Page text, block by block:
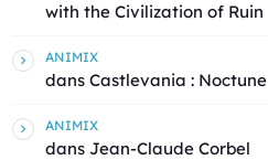
with the Civilization of Ruin
ANIMIX
dans Castlevania : Noctune
ANIMIX
dans Jean-Claude Corbel